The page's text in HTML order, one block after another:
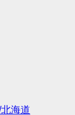
海道